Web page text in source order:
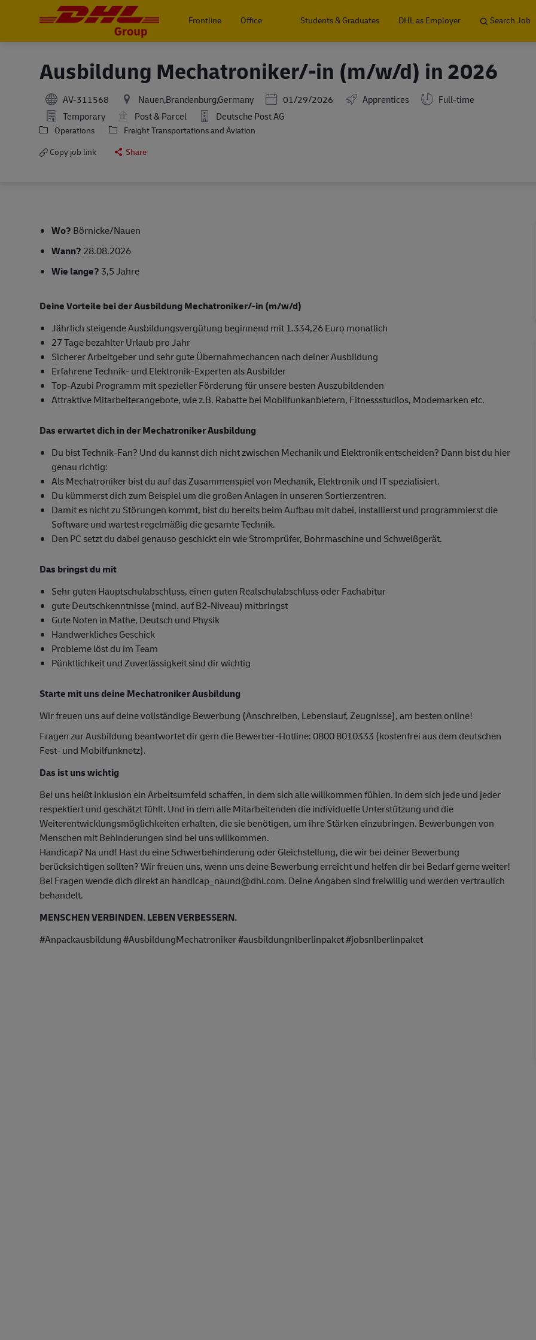
Frontline
Office Students & Graduates DHL as Employer Search Job
Ausbildung Mechatroniker/-in (m/w/d) in 2026
AV-311568 Nauen,Brandenburg,Germany Posted Date
01/29/2026 Apprentices
Full-time
Temporary
Post & Parcel Deutsche Post AG
Operations
Freight Transportations and Aviation
Copy job link
Share
Wo? Börnicke/Nauen
Wann? 28.08.2026
Wie lange? 3,5 Jahre
Deine Vorteile bei der Ausbildung Mechatroniker/-in (m/w/d)
Jährlich steigende Ausbildungsvergütung beginnend mit 1.334,26 Euro monatlich
27 Tage bezahlter Urlaub pro Jahr
Sicherer Arbeitgeber und sehr gute Übernahmechancen nach deiner Ausbildung
Erfahrene Technik- und Elektronik-Experten als Ausbilder
Top-Azubi Programm mit spezieller Förderung für unsere besten Auszubildenden
Attraktive Mitarbeiterangebote, wie z.B. Rabatte bei Mobilfunkanbietern, Fitnessstudios, Modemarken etc.
Das erwartet dich in der Mechatroniker Ausbildung
Du bist Technik-Fan? Und du kannst dich nicht zwischen Mechanik und Elektronik entscheiden? Dann bist du hier
genau richtig:
Als Mechatroniker bist du auf das Zusammenspiel von Mechanik, Elektronik und IT spezialisiert.
Du kümmerst dich zum Beispiel um die großen Anlagen in unseren Sortierzentren.
Damit es nicht zu Störungen kommt, bist du bereits beim Aufbau mit dabei, installierst und programmierst die
Software und wartest regelmäßig die gesamte Technik.
Den PC setzt du dabei genauso geschickt ein wie Stromprüfer, Bohrmaschine und Schweißgerät.
Das bringst du mit
Sehr guten Hauptschulabschluss, einen guten Realschulabschluss oder Fachabitur
gute Deutschkenntnisse (mind. auf B2-Niveau) mitbringst
Gute Noten in Mathe, Deutsch und Physik
Handwerkliches Geschick
Probleme löst du im Team
Pünktlichkeit und Zuverlässigkeit sind dir wichtig
Starte mit uns deine Mechatroniker Ausbildung
Wir freuen uns auf deine vollständige Bewerbung (Anschreiben, Lebenslauf, Zeugnisse), am besten online!
Fragen zur Ausbildung beantwortet dir gern die Bewerber-Hotline: 0800 8010333 (kostenfrei aus dem deutschen
Fest- und Mobilfunknetz).
Das ist uns wichtig
Bei uns heißt Inklusion ein Arbeitsumfeld schaffen, in dem sich alle willkommen fühlen. In dem sich jede und jeder
respektiert und geschätzt fühlt. Und in dem alle Mitarbeitenden die individuelle Unterstützung und die
Weiterentwicklungsmöglichkeiten erhalten, die sie benötigen, um ihre Stärken einzubringen. Bewerbungen von
Menschen mit Behinderungen sind bei uns willkommen.
Handicap? Na und! Hast du eine Schwerbehinderung oder Gleichstellung, die wir bei deiner Bewerbung
berücksichtigen sollten? Wir freuen uns, wenn uns deine Bewerbung erreicht und helfen dir bei Bedarf gerne weiter!
Bei Fragen wende dich direkt an handicap_naund@dhl.com. Deine Angaben sind freiwillig und werden vertraulich
behandelt.
MENSCHEN VERBINDEN. LEBEN VERBESSERN.
#Anpackausbildung #AusbildungMechatroniker #ausbildungnlberlinpaket #jobsnlberlinpaket